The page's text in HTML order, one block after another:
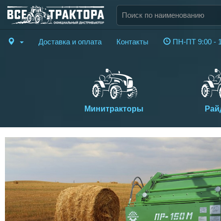
Доставка и оплата Контакты ПН-ПТ 9:00 -
Минитракторы
Previous